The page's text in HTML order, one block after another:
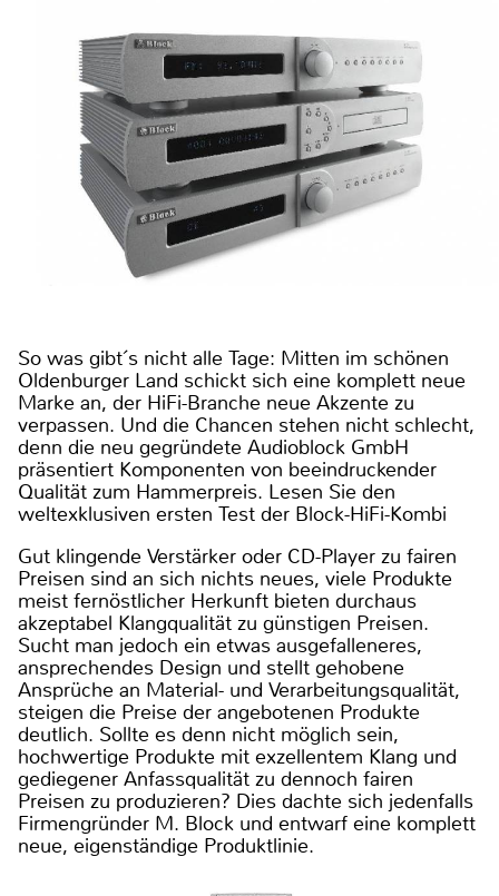
So was gibt´s nicht alle Tage: Mitten im schönen
Oldenburger Land schickt sich eine komplett neue
Marke an, der HiFi-Branche neue Akzente zu
verpassen. Und die Chancen stehen nicht schlecht,
denn die neu gegründete Audioblock GmbH
präsentiert Komponenten von beeindruckender
Qualität zum Hammerpreis. Lesen Sie den
weltexklusiven ersten Test der Block-HiFi-Kombi
Gut klingende Verstärker oder CD-Player zu fairen
Preisen sind an sich nichts neues, viele Produkte
meist fernöstlicher Herkunft bieten durchaus
akzeptabel Klangqualität zu günstigen Preisen.
Sucht man jedoch ein etwas ausgefalleneres,
ansprechendes Design und stellt gehobene
Ansprüche an Material- und Verarbeitungsqualität,
steigen die Preise der angebotenen Produkte
deutlich. Sollte es denn nicht möglich sein,
hochwertige Produkte mit exzellentem Klang und
gediegener Anfassqualität zu dennoch fairen
Preisen zu produzieren? Dies dachte sich jedenfalls
Firmengründer M. Block und entwarf eine komplett
neue, eigenständige Produktlinie.